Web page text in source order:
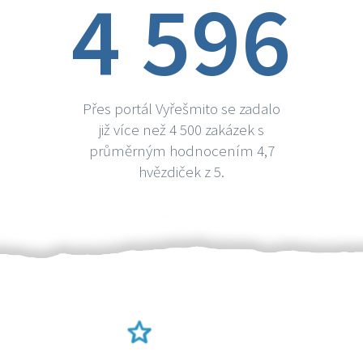
4 596
Přes portál Vyřešmito se zadalo
již více než 4 500 zakázek s
průměrným hodnocením 4,7
hvězdiček z 5.